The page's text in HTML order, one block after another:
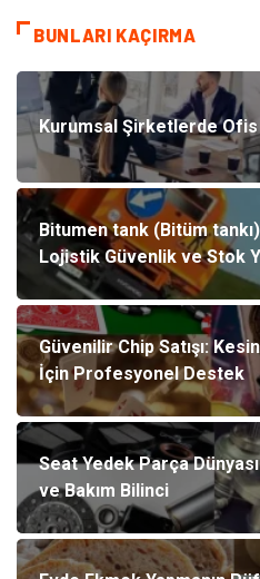
BUNLARI KAÇIRMA
Kurumsal Şirketlerde
Bitumen tank (Bitüm
Lojistik Güvenlik ve Stok
Güvenilir Chip Satışı:
İçin Profesyonel Destek
Seat Yedek Parça
ve Bakım Bilinci